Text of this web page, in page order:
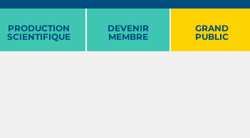
PRODUCTION
SCIENTIFIQUE
DEVENIR
MEMBRE
GRAND
PUBLIC